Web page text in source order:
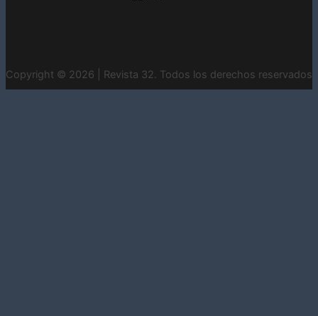
Copyright © 2026 | Revista 32. Todos los derechos reservados